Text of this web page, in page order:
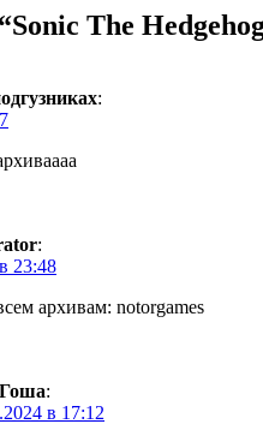
Sonic The
:
:
23:48
архивам: notorgames
Гоша:
в 17:12